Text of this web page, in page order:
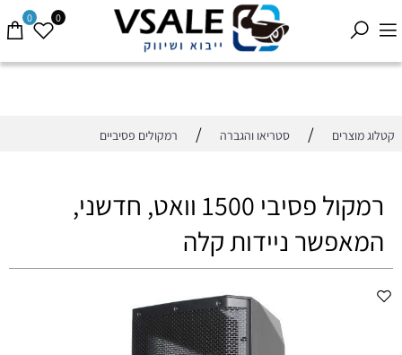
0 0
קטלוג מוצרים / סטריאו והגברה / רמקולים פסיביים
רמקול פסיבי 1500 וואט, חדשני,
המאפשר ניידות קלה